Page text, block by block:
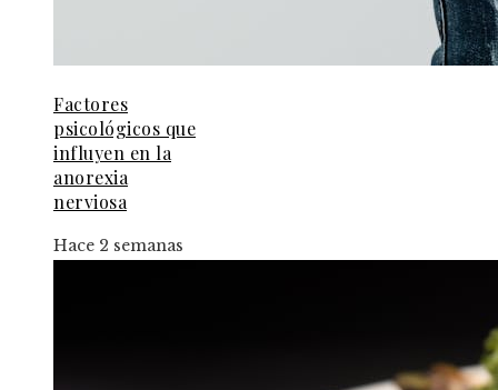
Factores
psicológicos que
influyen en la
anorexia
nerviosa
Hace 2 semanas